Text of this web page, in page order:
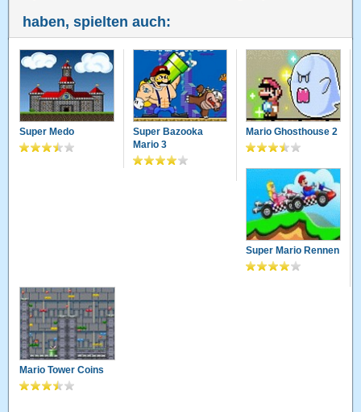
haben, spielten auch:
Super Medo
Super Bazooka
Mario 3
Mario Ghosthouse 2
Super Mario Rennen
Mario Tower Coins